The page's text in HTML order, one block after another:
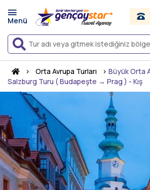
› Orta Avrupa Turları › Büyük Orta
Salzburg Turu ( Budapeşte → Prag ) - Kış